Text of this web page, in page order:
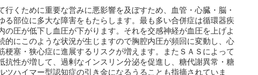
くために重要な営みに悪影響を及ぼすため、血管・心臓・脳・
部位に多大な障害をもたらします。最も多い合併症は循環器疾
圧が低下し血圧が下がります。それを交感神経が血圧を上げよ
的にこのような状況が生じますので胸腔内圧が頻回に変動し、心
塞・狭心症に進展するリスクが増えます。またＳＡＳによって
性が増して、過剰なインスリン分泌を促進し、糖代謝異常・糖
ハイマー型認知症の引き金になるうることも指摘されていま